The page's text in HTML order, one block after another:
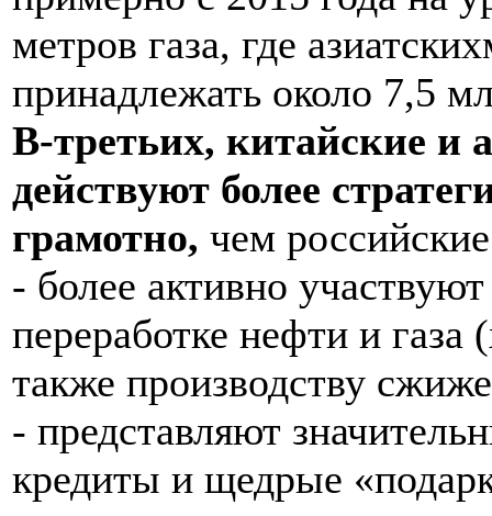
метров газа, где
принадлежать около 7,5
В-третьих, китайские и
действуют более
грамотно, чем
- более активно
переработке нефти и газа
также производству
- представляют
кредиты и щедрые